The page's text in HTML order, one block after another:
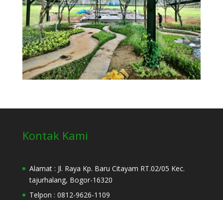
Kontak Kami
Alamat : Jl. Raya Kp. Baru Citayam RT.02/05 Kec.
tajurhalang, Bogor-16320
Telpon : 0812-9626-1109